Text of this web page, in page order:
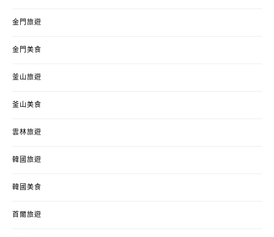
金門旅遊
金門美食
釜山旅遊
釜山美食
雲林旅遊
韓國旅遊
韓國美食
首爾旅遊